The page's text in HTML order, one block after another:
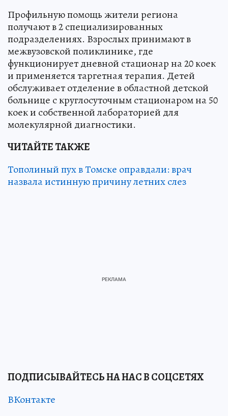
Профильную помощь жители региона
получают в 2 специализированных
подразделениях. Взрослых принимают в
межвузовской поликлинике, где
функционирует дневной стационар на 20 коек
и применяется таргетная терапия. Детей
обслуживает отделение в областной детской
больнице с круглосуточным стационаром на 50
коек и собственной лабораторией для
молекулярной диагностики.
ЧИТАЙТЕ ТАКЖЕ
Тополиный пух в Томске оправдали: врач
назвала истинную причину летних слез
ПОДПИСЫВАЙТЕСЬ НА НАС В СОЦСЕТЯХ
ВКонтакте